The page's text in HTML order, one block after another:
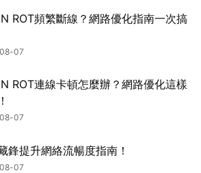
ROT頻繁斷線？網路優化指南一次搞
07
ROT連線卡頓怎麼辦？網路優化這樣
07
鋒提升網絡流暢度指南！
07